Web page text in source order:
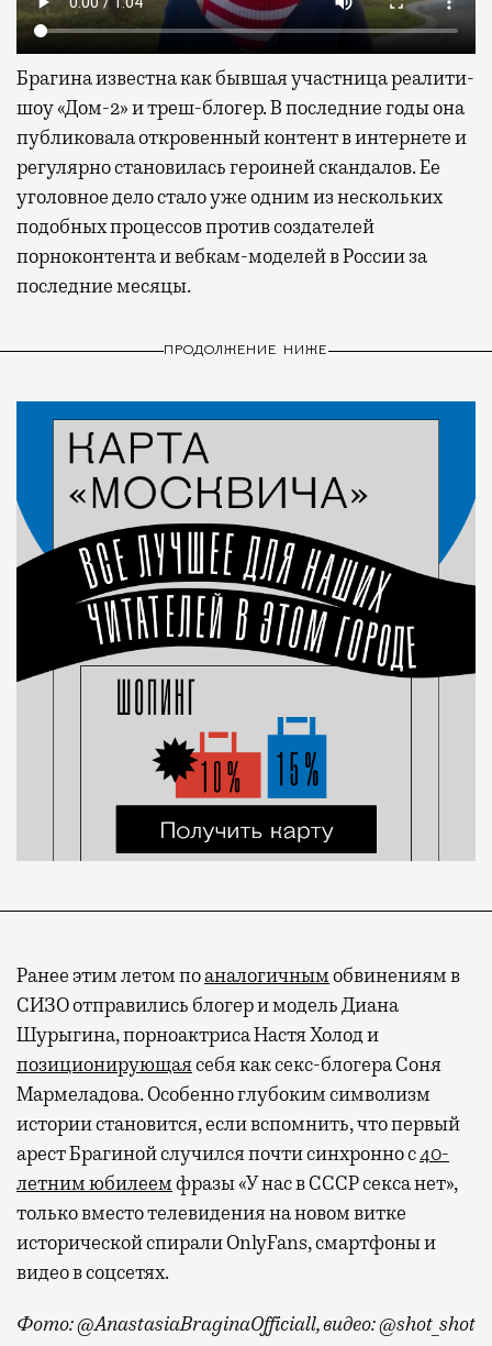
Брагина известна как бывшая участница реалити-
шоу «Дом-2» и треш-блогер. В последние годы она
публиковала откровенный контент в интернете и
регулярно становилась героиней скандалов. Ее
уголовное дело стало уже одним из нескольких
подобных процессов против создателей
порноконтента и вебкам-моделей в России за
последние месяцы.
ПРОДОЛЖЕНИЕ НИЖЕ
Ранее этим летом поаналогичнымобвинениям в
СИЗО отправились блогер и модель Диана
Шурыгина, порноактриса Настя Холод и
позиционирующаясебя как секс-блогера Соня
Мармеладова. Особенно глубоким символизм
истории становится, если вспомнить, что первый
арест Брагиной случился почти синхронно с40-
летним юбилеемфразы «У нас в СССР секса нет»,
только вместо телевидения на новом витке
исторической спирали OnlyFans, смартфоны и
видео в соцсетях.
Фото: @AnastasiaBraginaOfficiall, видео: @shot_shot